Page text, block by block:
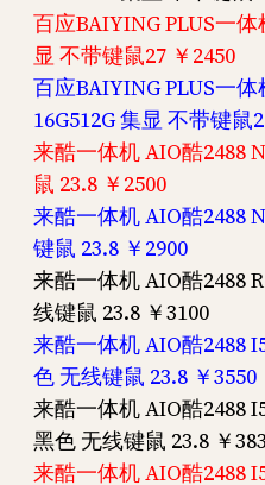
百应BAIYING PLUS一体
显 不带键鼠27 ￥2450
百应BAIYING PLUS一体
16G512G 集显 不带键鼠
来酷一体机 AIO酷2488
鼠 23.8 ￥2500
来酷一体机 AIO酷2488
键鼠 23.8 ￥2900
来酷一体机 AIO酷2488
线键鼠 23.8 ￥3100
来酷一体机 AIO酷2488
色 无线键鼠 23.8 ￥3550
来酷一体机 AIO酷2488
黑色 无线键鼠 23.8 ￥
来酷一体机 AIO酷2488